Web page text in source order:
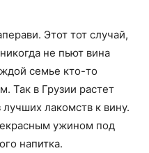
Этот тот случай,
не пьют вина
семье кто-то
Так в Грузии растет
лакомств к вину.
ужином под
напитка.